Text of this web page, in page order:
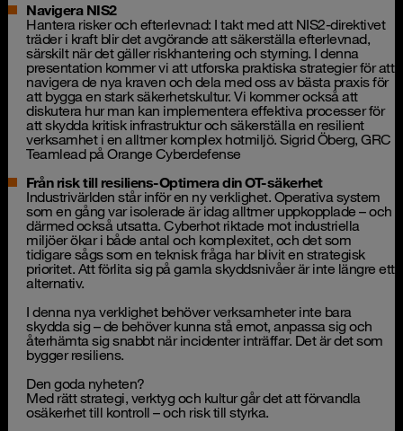
Navigera NIS2
Hantera risker och efterlevnad: I takt med att NIS2-direktivet
träder i kraft blir det avgörande att säkerställa efterlevnad,
särskilt när det gäller riskhantering och styrning. I denna
presentation kommer vi att utforska praktiska strategier för att
navigera de nya kraven och dela med oss av bästa praxis för
att bygga en stark säkerhetskultur. Vi kommer också att
diskutera hur man kan implementera effektiva processer för
att skydda kritisk infrastruktur och säkerställa en resilient
verksamhet i en alltmer komplex hotmiljö. Sigrid Öberg, GRC
Teamlead på Orange Cyberdefense
Från risk till resiliens-Optimera din OT-säkerhet
Industrivärlden står inför en ny verklighet. Operativa system
som en gång var isolerade är idag alltmer uppkopplade – och
därmed också utsatta. Cyberhot riktade mot industriella
miljöer ökar i både antal och komplexitet, och det som
tidigare sågs som en teknisk fråga har blivit en strategisk
prioritet. Att förlita sig på gamla skyddsnivåer är inte längre ett
alternativ.
I denna nya verklighet behöver verksamheter inte bara
skydda sig – de behöver kunna stå emot, anpassa sig och
återhämta sig snabbt när incidenter inträffar. Det är det som
bygger resiliens.
Den goda nyheten?
Med rätt strategi, verktyg och kultur går det att förvandla
osäkerhet till kontroll – och risk till styrka.